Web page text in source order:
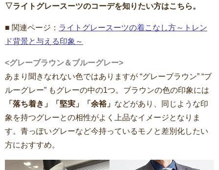
▽ライトグレースーツのコーデを知りたい方はこちら。
■ 関連ページ： ライトグレースーツの着こなし方～トレン
ド背景と与える印象～
<グレーブラウン＆ブルーグレー>
あまり聞きなれない色ではありますが “グレーブラウン” “ブ
ルーグレー” もグレーの中の1つ。ブラウンの色の印象には
「落ち着き」「堅実」「余裕」 などがあり、同じような印
象を持つグレーとの相性がよく上品なイメージとなりま
す。青っぽいグレーなど今持っているモノと差別化したい
方におすすめ。